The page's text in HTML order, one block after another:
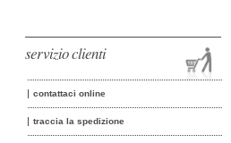
servizio clienti
contattaci online
traccia la spedizione